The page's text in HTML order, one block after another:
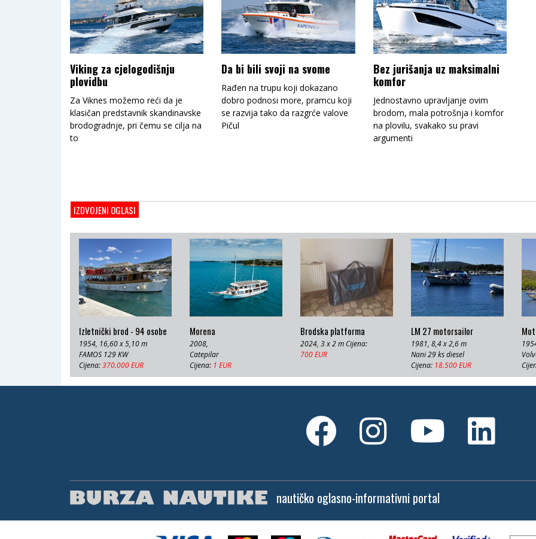
Viking za cjelogodišnju
plovidbu
Za Viknes možemo reći da je
klasičan predstavnik skandinavske
brodogradnje, pri čemu se cilja na
to
Da bi bili svoji na svome
Rađen na trupu koji dokazano
dobro podnosi more, pramcu koji
se razvija tako da razgrće valove
Pičul
Bez jurišanja uz maksimalni
komfor
Jednostavno upravljanje ovim
brodom, mala potrošnja i komfor
na plovilu, svakako su pravi
argumenti
IZDVOJENI OGLASI
Izletnički brod - 94 osobe
1954, 16,60 x 5,10 m
FAMOS 129 KW
Cijena:370.000 EUR
Morena
2008,
Catepilar
Cijena: 1 EUR
Brodska platforma
2024, 3 x 2 m Cijena:
700 EUR
LM 27 motorsailor
1981, 8,4 x 2,6 m
Nani 29 ks diesel
Cijena: 18.500 EUR
nautičko oglasno-informativni portal